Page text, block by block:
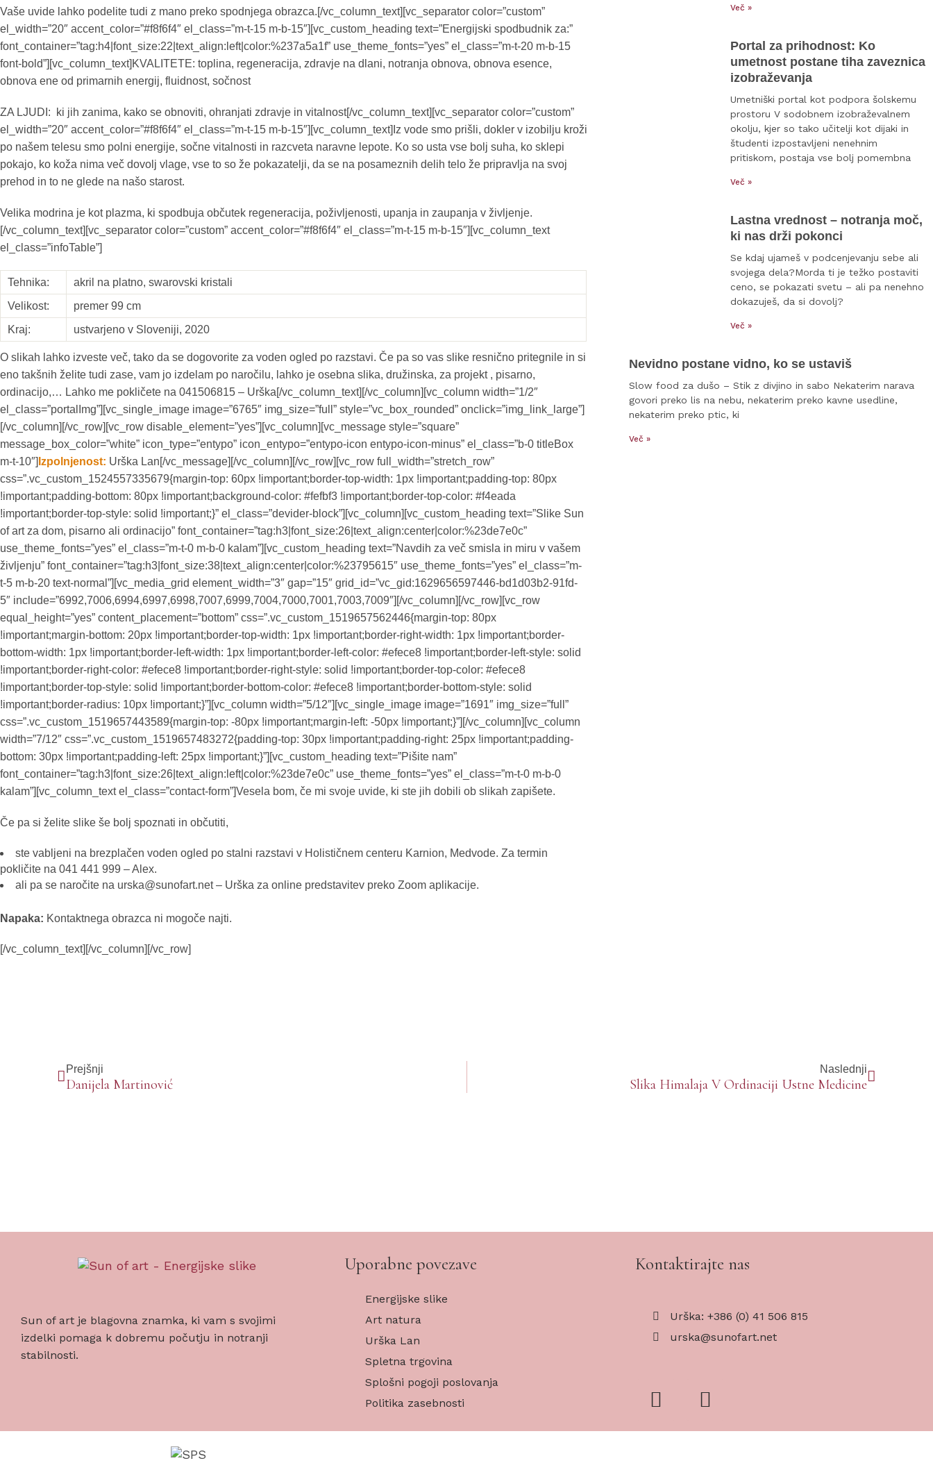
Vaše uvide lahko podelite tudi z mano preko spodnjega obrazca.[/vc_column_text][vc_separator color=”custom”
el_width=”20″ accent_color=”#f8f6f4″ el_class=”m-t-15 m-b-15″][vc_custom_heading text=”Energijski spodbudnik za:”
font_container=”tag:h4|font_size:22|text_align:left|color:%237a5a1f” use_theme_fonts=”yes” el_class=”m-t-20 m-b-15
font-bold”][vc_column_text]KVALITETE: toplina, regeneracija, zdravje na dlani, notranja obnova, obnova esence,
obnova ene od primarnih energij, fluidnost, sočnost
ZA LJUDI: ki jih zanima, kako se obnoviti, ohranjati zdravje in vitalnost[/vc_column_text][vc_separator color=”custom”
el_width=”20″ accent_color=”#f8f6f4″ el_class=”m-t-15 m-b-15″][vc_column_text]Iz vode smo prišli, dokler v izobilju kroži
po našem telesu smo polni energije, sočne vitalnosti in razcveta naravne lepote. Ko so usta vse bolj suha, ko sklepi
pokajo, ko koža nima več dovolj vlage, vse to so že pokazatelji, da se na posameznih delih telo že pripravlja na svoj
prehod in to ne glede na našo starost.
Velika modrina je kot plazma, ki spodbuja občutek regeneracija, poživljenosti, upanja in zaupanja v življenje.
[/vc_column_text][vc_separator color=”custom” accent_color=”#f8f6f4″ el_class=”m-t-15 m-b-15″][vc_column_text
el_class=”infoTable”]
Tehnika:
akril na platno, swarovski kristali
Velikost:
premer 99 cm
Kraj:
ustvarjeno v Sloveniji, 2020
O slikah lahko izveste več, tako da se dogovorite za voden ogled po razstavi. Če pa so vas slike resnično pritegnile in si
eno takšnih želite tudi zase, vam jo izdelam po naročilu, lahko je osebna slika, družinska, za projekt , pisarno,
ordinacijo,… Lahko me pokličete na 041506815 – Urška[/vc_column_text][/vc_column][vc_column width=”1/2″
el_class=”portalImg”][vc_single_image image=”6765″ img_size=”full” style=”vc_box_rounded” onclick=”img_link_large”]
[/vc_column][/vc_row][vc_row disable_element=”yes”][vc_column][vc_message style=”square”
message_box_color=”white” icon_type=”entypo” icon_entypo=”entypo-icon entypo-icon-minus” el_class=”b-0 titleBox
m-t-10″] Izpolnjenost: Urška Lan[/vc_message][/vc_column][/vc_row][vc_row full_width=”stretch_row”
css=”.vc_custom_1524557335679{margin-top: 60px !important;border-top-width: 1px !important;padding-top: 80px
!important;padding-bottom: 80px !important;background-color: #fefbf3 !important;border-top-color: #f4eada
!important;border-top-style: solid !important;}” el_class=”devider-block”][vc_column][vc_custom_heading text=”Slike Sun
of art za dom, pisarno ali ordinacijo” font_container=”tag:h3|font_size:26|text_align:center|color:%23de7e0c”
use_theme_fonts=”yes” el_class=”m-t-0 m-b-0 kalam”][vc_custom_heading text=”Navdih za več smisla in miru v vašem
življenju” font_container=”tag:h3|font_size:38|text_align:center|color:%23795615″ use_theme_fonts=”yes” el_class=”m-
t-5 m-b-20 text-normal”][vc_media_grid element_width=”3″ gap=”15″ grid_id=”vc_gid:1629656597446-bd1d03b2-91fd-
5″ include=”6992,7006,6994,6997,6998,7007,6999,7004,7000,7001,7003,7009″][/vc_column][/vc_row][vc_row
equal_height=”yes” content_placement=”bottom” css=”.vc_custom_1519657562446{margin-top: 80px
!important;margin-bottom: 20px !important;border-top-width: 1px !important;border-right-width: 1px !important;border-
bottom-width: 1px !important;border-left-width: 1px !important;border-left-color: #efece8 !important;border-left-style: solid
!important;border-right-color: #efece8 !important;border-right-style: solid !important;border-top-color: #efece8
!important;border-top-style: solid !important;border-bottom-color: #efece8 !important;border-bottom-style: solid
!important;border-radius: 10px !important;}”][vc_column width=”5/12″][vc_single_image image=”1691″ img_size=”full”
css=”.vc_custom_1519657443589{margin-top: -80px !important;margin-left: -50px !important;}”][/vc_column][vc_column
width=”7/12″ css=”.vc_custom_1519657483272{padding-top: 30px !important;padding-right: 25px !important;padding-
bottom: 30px !important;padding-left: 25px !important;}”][vc_custom_heading text=”Pišite nam”
font_container=”tag:h3|font_size:26|text_align:left|color:%23de7e0c” use_theme_fonts=”yes” el_class=”m-t-0 m-b-0
kalam”][vc_column_text el_class=”contact-form”]Vesela bom, če mi svoje uvide, ki ste jih dobili ob slikah zapišete.
Če pa si želite slike še bolj spoznati in občutiti,
ste vabljeni na brezplačen voden ogled po stalni razstavi v Holističnem centeru Karnion, Medvode. Za termin
pokličite na 041 441 999 – Alex.
ali pa se naročite na urska@sunofart.net– Urška za online predstavitev preko Zoom aplikacije.
Napaka: Kontaktnega obrazca ni mogoče najti.
[/vc_column_text][/vc_column][/vc_row]
Več »
Portal za prihodnost: Ko
umetnost postane tiha zaveznica
izobraževanja
Umetniški portal kot podpora šolskemu
prostoru V sodobnem izobraževalnem
okolju, kjer so tako učitelji kot dijaki in
študenti izpostavljeni nenehnim
pritiskom, postaja vse bolj pomembna
Več »
Lastna vrednost – notranja moč,
ki nas drži pokonci
Se kdaj ujameš v podcenjevanju sebe ali
svojega dela?Morda ti je težko postaviti
ceno, se pokazati svetu – ali pa nenehno
dokazuješ, da si dovolj?
Več »
Nevidno postane vidno, ko se ustaviš
Slow food za dušo – Stik z divjino in sabo Nekaterim narava
govori preko lis na nebu, nekaterim preko kavne usedline,
nekaterim preko ptic, ki
Več »
Prejšnji
Danijela Martinović
Naslednji
Slika Himalaja V Ordinaciji Ustne Medicine
Sun of art je blagovna znamka, ki vam s svojimi
izdelki pomaga k dobremu počutju in notranji
stabilnosti.
Uporabne povezave
Energijske slike
Art natura
Urška Lan
Spletna trgovina
Splošni pogoji poslovanja
Politika zasebnosti
Kontaktirajte nas
Urška: +386 (0) 41 506 815
urska@sunofart.net